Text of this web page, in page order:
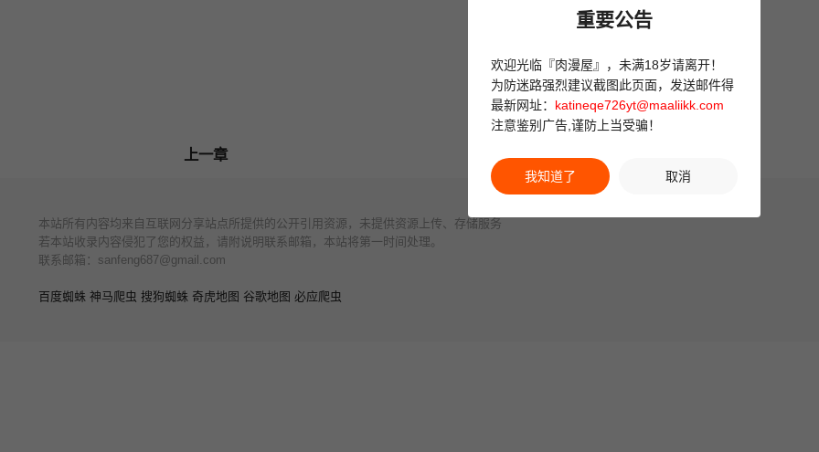
上一章 章节目录
本站所有内容均来自互联网分享站点所提供的公开引用资源，未提供资源上传、存储服务
若本站收录内容侵犯了您的权益，请附说明联系邮箱，本站将第一时间处理。
联系邮箱： sanfeng687@gmail.com
百度蜘蛛 神马爬虫 搜狗蜘蛛 奇虎地图 谷歌地图 必应爬虫
重要公告
欢迎光临『肉漫屋』，未满18岁请离开！
为防迷路强烈建议截图此页面，发送邮件得
最新网址： katineqe726yt@maaliikk.com
注意鉴别广告,谨防上当受骗！
我知道了 取消